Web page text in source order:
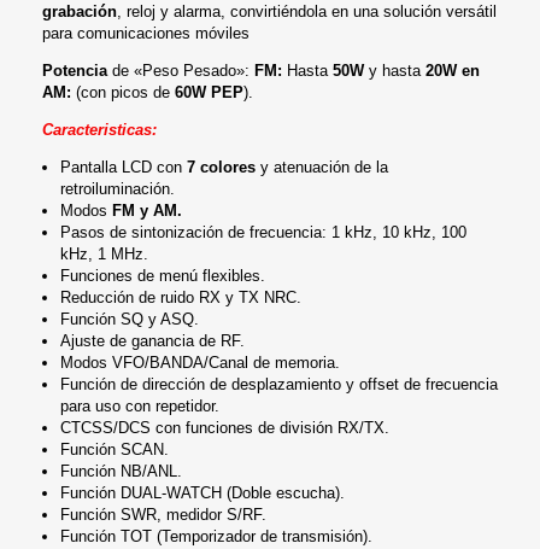
grabación, reloj y alarma, convirtiéndola en una solución versátil
para comunicaciones móviles
Potenciade «Peso Pesado»: FM: Hasta 50Wy hasta20W en
AM: (con picos de 60W PEP).
Caracteristicas:
Pantalla LCD con 7 colores y atenuación de la
retroiluminación.
Modos FM y AM.
Pasos de sintonización de frecuencia: 1 kHz, 10 kHz, 100
kHz, 1 MHz.
Funciones de menú flexibles.
Reducción de ruido RX y TX NRC.
Función SQ y ASQ.
Ajuste de ganancia de RF.
Modos VFO/BANDA/Canal de memoria.
Función de dirección de desplazamiento y offset de frecuencia
para uso con repetidor.
CTCSS/DCS con funciones de división RX/TX.
Función SCAN.
Función NB/ANL.
Función DUAL-WATCH (Doble escucha).
Función SWR, medidor S/RF.
Función TOT (Temporizador de transmisión).